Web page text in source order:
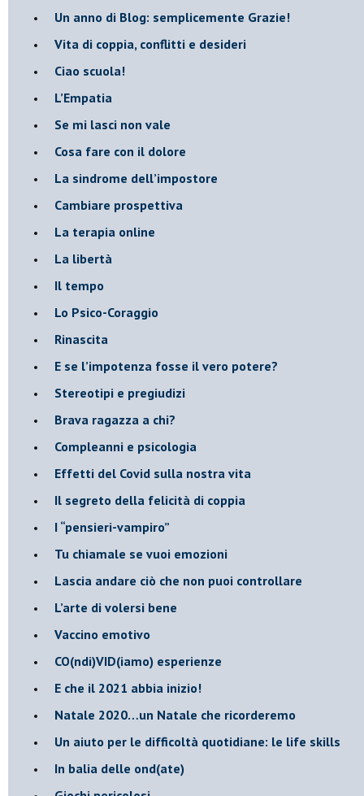
​Un anno di Blog: semplicemente Grazie!
​Vita di coppia, conflitti e desideri
​Ciao scuola!
​L’Empatia
​Se mi lasci non vale
Cosa fare con il dolore
​La sindrome dell’impostore
​Cambiare prospettiva
La terapia online
La libertà
​Il tempo
​Lo Psico-Coraggio
Rinascita
​E se l’impotenza fosse il vero potere?
Stereotipi e pregiudizi
​Brava ragazza a chi?
​Compleanni e psicologia
Effetti del Covid sulla nostra vita
Il segreto della felicità di coppia
​I “pensieri-vampiro”
​Tu chiamale se vuoi emozioni
​Lascia andare ciò che non puoi controllare
L’arte di volersi bene
​Vaccino emotivo
CO(ndi)VID(iamo) esperienze
​E che il 2021 abbia inizio!
​Natale 2020…un Natale che ricorderemo
Un aiuto per le difficoltà quotidiane: le life skills
​In balia delle ond(ate)